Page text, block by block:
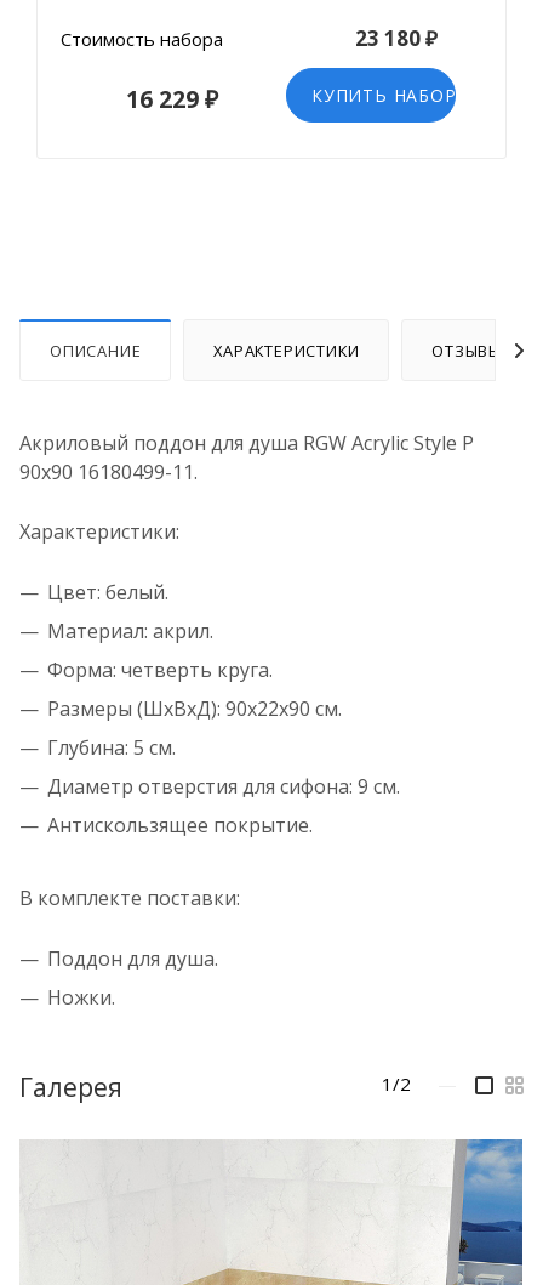
Стоимость набора 23 180 ₽
16 229 ₽ КУПИТЬ НАБОР
ОПИСАНИЕ ХАРАКТЕРИСТИКИ ОТЗЫВЫ
Акриловый поддон для душа RGW Acrylic Style P
90x90 16180499-11.
Характеристики:
Цвет: белый.
Материал: акрил.
Форма: четверть круга.
Размеры (ШхВхД): 90x22x90 см.
Глубина: 5 см.
Диаметр отверстия для сифона: 9 см.
Антискользящее покрытие.
В комплекте поставки:
Поддон для душа.
Ножки.
Галерея 1/2